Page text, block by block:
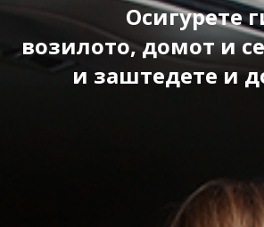
Осигурете
возилото, домот и
и заштедете и